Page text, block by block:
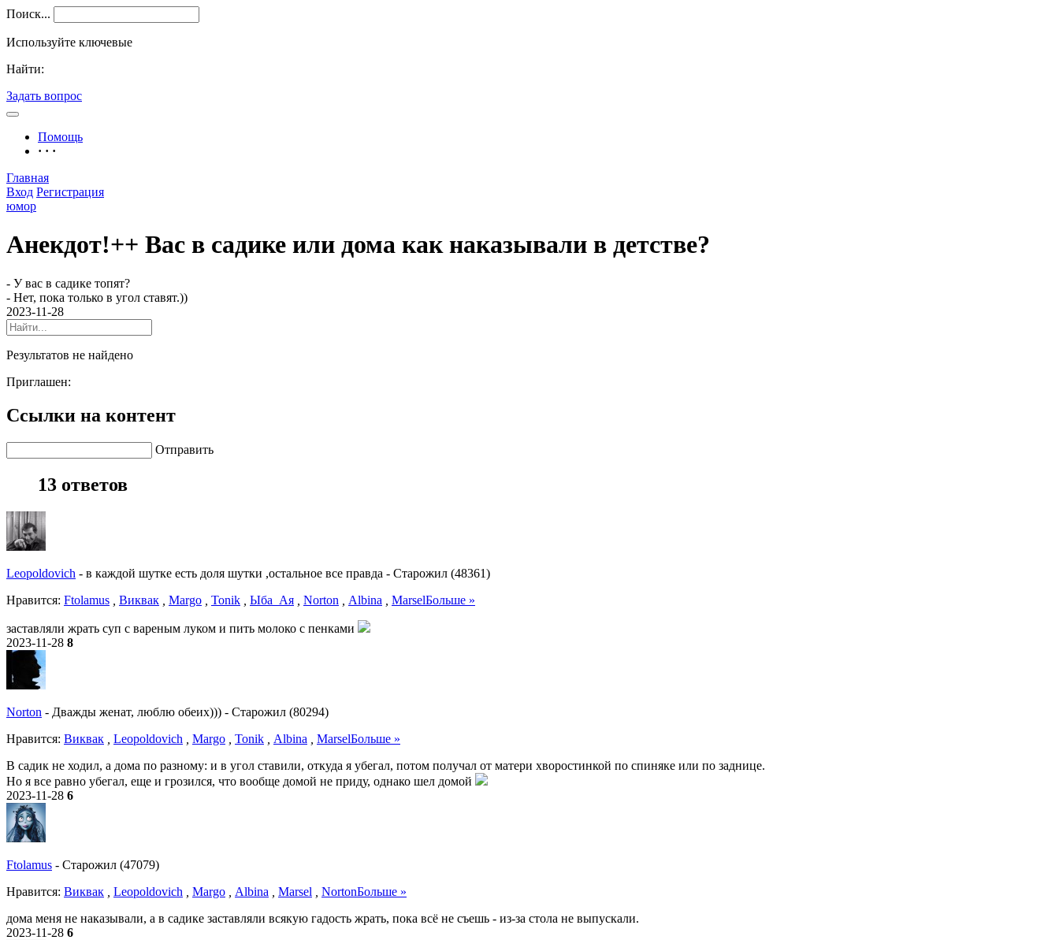
Поиск...
Используйте ключевые
Найти:
Задать вопрос
Помощь
· · ·
Главная
Вход Регистрация
юмор
Анекдот!++ Вас в садике или дома как наказывали в детстве?
- У вас в садике топят?
- Нет, пока только в угол ставят.))
2023-11-28
Результатов не найдено
Приглашен:
Ссылки на контент
Отправить
13 ответов
Leopoldovich - в каждой шутке есть доля шутки ,остальное все правда - Старожил (48361)
Нравитcя: Ftolamus Виквак Margo Tonik Ыба_Ая Norton Albina MarselБольше »
заставляли жрать суп с вареным луком и пить молоко с пенками
2023-11-28 8
Norton - Дважды женат, люблю обеих))) - Старожил (80294)
Нравитcя: Виквак Leopoldovich Margo Tonik Albina MarselБольше »
В садик не ходил, а дома по разному: и в угол ставили, откуда я убегал, потом получал от матери хворостинкой по спиняке или по заднице.
Но я все равно убегал, еще и грозился, что вообще домой не приду, однако шел домой
2023-11-28 6
Ftolamus - Старожил (47079)
Нравитcя: Виквак Leopoldovich Margo Albina Marsel NortonБольше »
дома меня не наказывали, а в садике заставляли всякую гадость жрать, пока всё не съешь - из-за стола не выпускали.
2023-11-28 6